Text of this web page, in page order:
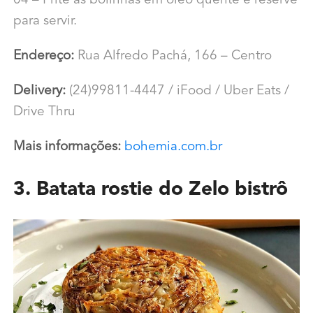
para servir.
Endereço:Rua Alfredo Pachá, 166 – Centro
Delivery:(24)99811-4447 / iFood / Uber Eats /
Drive Thru
Mais informações: bohemia.com.br
3. Batata rostie do Zelo bistrô